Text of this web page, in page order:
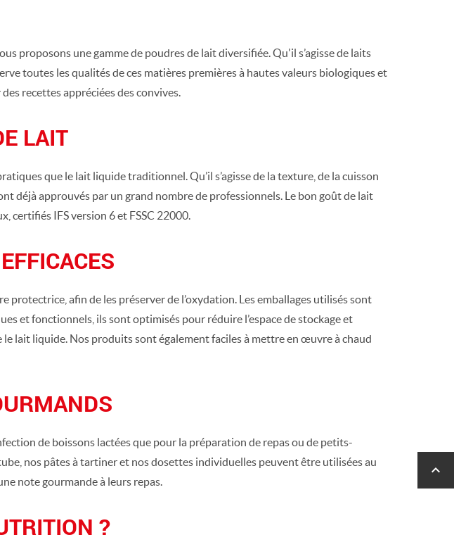
proposons une gamme de poudres de lait diversifiée. Qu'il s’agisse de laits
toutes les qualités de ces matières premières à hautes valeurs biologiques et
recettes appréciées des convives.
LAIT
que le lait liquide traditionnel. Qu’il s’agisse de la texture, de la cuisson
déjà approuvés par un grand nombre de professionnels. Le bon goût de lait
certifiés IFS version 6 et FSSC 22000.
afin de les préserver de l’oxydation. Les emballages utilisés sont
et fonctionnels, ils sont optimisés pour réduire l’espace de stockage et
lait liquide. Nos produits sont également faciles à mettre en œuvre à chaud
de boissons lactées que pour la préparation de repas ou de petits-
nos pâtes à tartiner et nos dosettes individuelles peuvent être utilisées au
note gourmande à leurs repas.
?
